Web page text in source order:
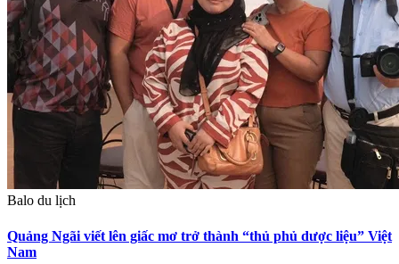
Balo du lịch
Quảng Ngãi viết lên giấc mơ trở thành “thủ phủ dược liệu” Việt
Nam